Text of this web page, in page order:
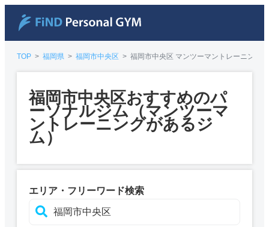
TOP > 福岡県 > 福岡市中央区 > 福岡市中央区 マンツーマントレーニング
福岡市中央区おすすめのパ
ーソナルジム（マンツーマ
ントレーニングがあるジ
ム）
エリア・フリーワード検索